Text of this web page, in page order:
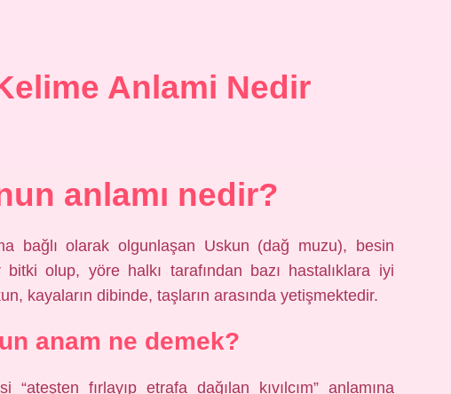
Anlami Nedir
anlamı nedir?
bağlı olarak olgunlaşan Uskun (dağ muzu), besin
olup, yöre halkı tarafından bazı hastalıklara iyi
kayaların dibinde, taşların arasında yetişmektedir.
anam ne demek?
fırlayıp etrafa dağılan kıvılcım” anlamına